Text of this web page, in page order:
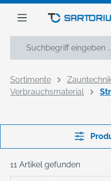
springen
Sortimente
Verbrauchsmaterial
11 Artikel gefunden